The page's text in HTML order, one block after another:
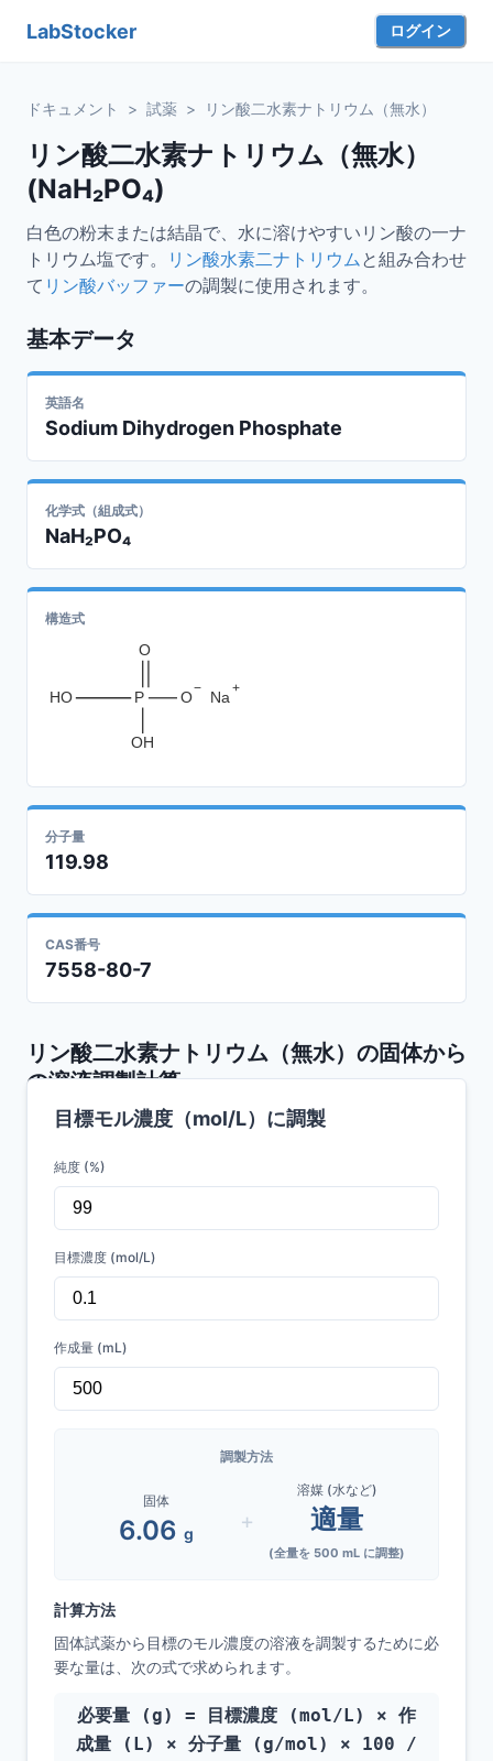
LabStocker ログイン
ドキュメント > 試薬 > リン酸二水素ナトリウム（無水）
リン酸二水素ナトリウム（無水）
(NaH₂PO₄)
白色の粉末または結晶で、水に溶けやすいリン酸の一ナ
トリウム塩です。
リン酸水素二ナトリウムと組み合わせ
て リン酸バッファーの調製に使用されます。
基本データ
英語名
Sodium Dihydrogen Phosphate
化学式（組成式）
NaH₂PO₄
構造式
O
HO P O− Na +
OH
分子量
119.98
CAS番号
7558-80-7
リン酸二水素ナトリウム（無水） の固体から
の溶液調製計算
目標モル濃度（mol/L）に調製
純度 (%)
目標濃度 (mol/L)
作成量 (mL)
調製方法
固体
6.06 g +
溶媒 (水など)
適量
(全量を 500 mL に調整)
計算方法
固体試薬から目標のモル濃度の溶液を調製するために必
要な量は、次の式で求められます。
必要量 (g) = 目標濃度 (mol/L) × 作
成量 (L) × 分子量 (g/mol) × 100 /